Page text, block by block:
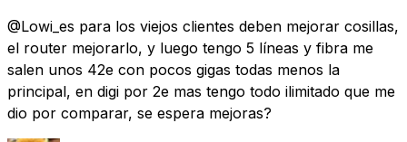
@Lowi_es para los viejos clientes deben mejorar cosillas,
el router mejorarlo, y luego tengo 5 líneas y fibra me
salen unos 42e con pocos gigas todas menos la
principal, en digi por 2e mas tengo todo ilimitado que me
dio por comparar, se espera mejoras?